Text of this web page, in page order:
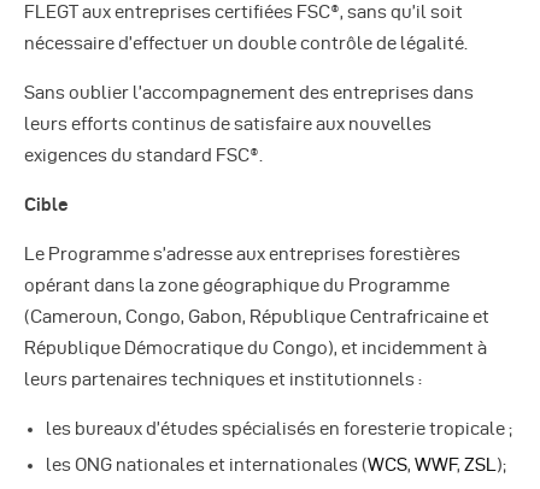
FLEGT aux entreprises certifiées FSC®, sans qu’il soit
nécessaire d’effectuer un double contrôle de légalité.
Sans oublier l’accompagnement des entreprises dans
leurs efforts continus de satisfaire aux nouvelles
exigences du standard FSC®.
Cible
Le Programme s’adresse aux entreprises forestières
opérant dans la zone géographique du Programme
(Cameroun, Congo, Gabon, République Centrafricaine et
République Démocratique du Congo), et incidemment à
leurs partenaires techniques et institutionnels :
les bureaux d’études spécialisés en foresterie tropicale ;
les ONG nationales et internationales (WCS, WWF, ZSL );